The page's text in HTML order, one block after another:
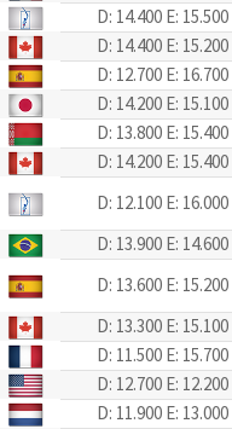
D: 14.400 E: 15.500
D: 14.400 E: 15.200
D: 12.700 E: 16.700
D: 14.200 E: 15.100
D: 13.800 E: 15.400
D: 14.200 E: 15.400
D: 12.100 E: 16.000
D: 13.900 E: 14.600
D: 13.600 E: 15.200
D: 13.300 E: 15.100
D: 11.500 E: 15.700
D: 12.700 E: 12.200
D: 11.900 E: 13.000